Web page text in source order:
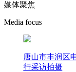
媒体聚焦
Media focus
唐山市丰润区
行采访拍摄